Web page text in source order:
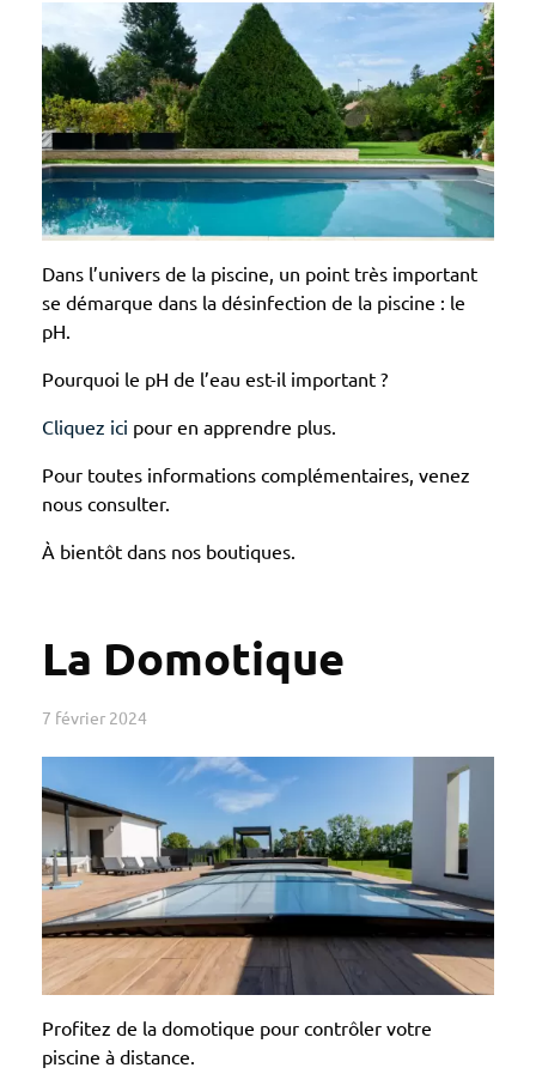
Dans l’univers de la piscine, un point très important
se démarque dans la désinfection de la piscine : le
pH.
Pourquoi le pH de l’eau est-il important ?
Cliquez ici pour en apprendre plus.
Pour toutes informations complémentaires, venez
nous consulter.
À bientôt dans nos boutiques.
La Domotique
7 février 2024
Profitez de la domotique pour contrôler votre
piscine à distance.